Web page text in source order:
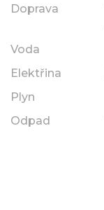
Doprava
Voda
Elektřina
Plyn
Odpad